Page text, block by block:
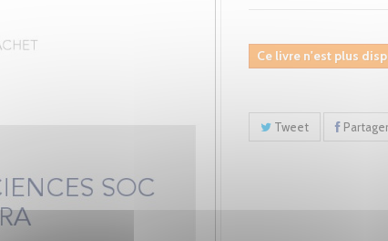
Ce livre n'est plus
Tweet Partager